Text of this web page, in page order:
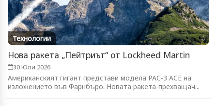
Технологии
Нова ракета „Пейтриът“ от Lockheed Martin
30 Юли 2026
Американският гигант представи модела PAC-3 ACE на
изложението във Фарнбъро. Новата ракета-прехващач...